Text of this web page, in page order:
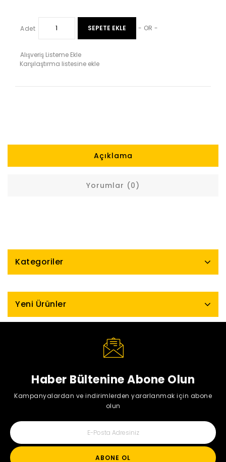
Adet SEPETE EKLE - OR -
Alışveriş Listeme Ekle
Karşılaştırma listesine ekle
Açıklama
Yorumlar (0)
Kategoriler
Yeni Ürünler
Haber Bültenine Abone Olun
Kampanyalardan ve indirimlerden yararlanmak için abone
olun
ABONE OL